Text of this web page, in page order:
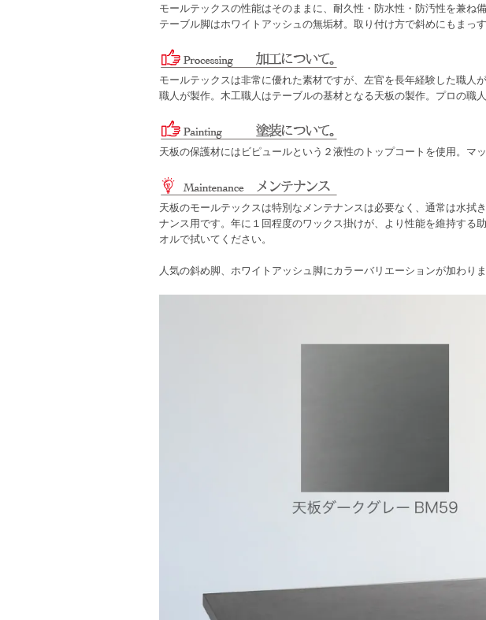
モールテックスの性能はそのままに、耐久性・防水性・防汚性を兼ね
テーブル脚はホワイトアッシュの無垢材。取り付け方で斜めにもまっ
モールテックスは非常に優れた素材ですが、左官を長年経験した職
職人が製作。木工職人はテーブルの基材となる天板の製作。プロの職
天板の保護材にはビピュールという２液性のトップコートを使用。マ
天板のモールテックスは特別なメンテナンスは必要なく、通常は水
ナンス用です。年に１回程度のワックス掛けが、より性能を維持する
オルで拭いてください。
人気の斜め脚、ホワイトアッシュ脚にカラーバリエーションが加わりま